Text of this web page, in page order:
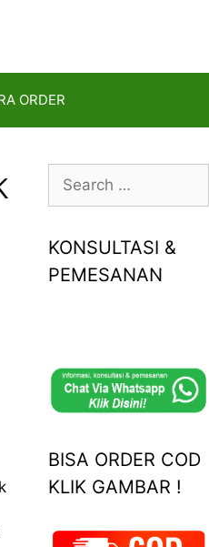
ORDER
Search
for:
KONSULTASI &
PEMESANAN
BISA ORDER COD
KLIK GAMBAR !